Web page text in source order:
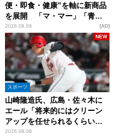
便・即食・健康”を軸に新商品
を展開 「マ・マー」「青の
洞窟」ブランドを強化
2026.08.06 AD
スポーツ
山崎隆造氏、広島・佐々木に
エール「将来的にはクリーン
アップを任せられるくらいま
では成長して」
2026.08.06
NEW